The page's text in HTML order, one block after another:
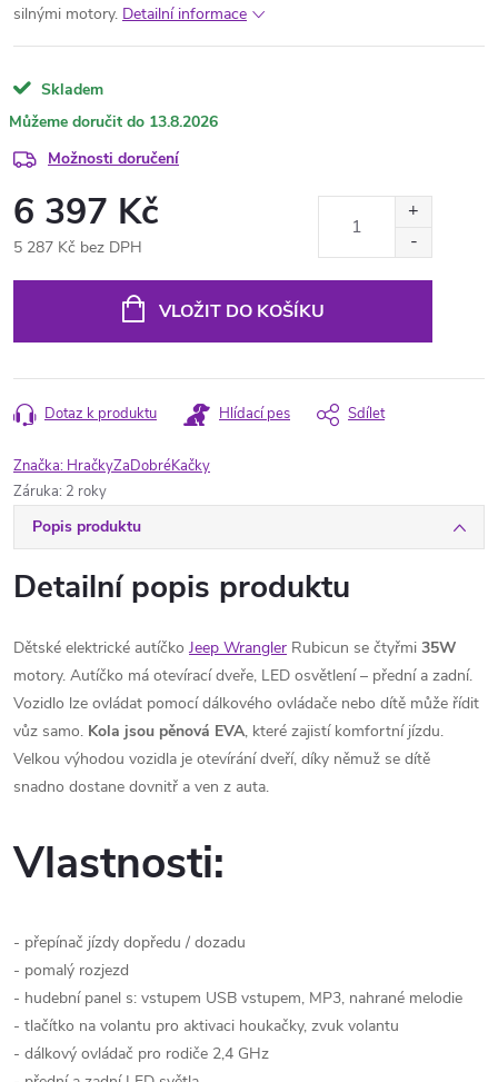
silnými motory. Detailní informace
Skladem
13.8.2026
Možnosti doručení
6 397 Kč
5 287 Kč bez DPH
VLOŽIT DO KOŠÍKU
Dotaz k produktu Hlídací pes Sdílet
Značka: HračkyZaDobréKačky
Záruka: 2 roky
Popis produktu
Detailní popis produktu
Dětské elektrické autíčko Jeep Wrangler Rubicun se čtyřmi 35W
motory. Autíčko má otevírací dveře, LED osvětlení – přední a zadní.
Vozidlo lze ovládat pomocí dálkového ovládače nebo dítě může řídit
vůz samo. Kola jsou pěnová EVA, které zajistí komfortní jízdu.
Velkou výhodou vozidla je otevírání dveří, díky němuž se dítě
snadno dostane dovnitř a ven z auta.
Vlastnosti:
- přepínač jízdy dopředu / dozadu
- pomalý rozjezd
- hudební panel s: vstupem USB vstupem, MP3, nahrané melodie
- tlačítko na volantu pro aktivaci houkačky, zvuk volantu
- dálkový ovládač pro rodiče 2,4 GHz